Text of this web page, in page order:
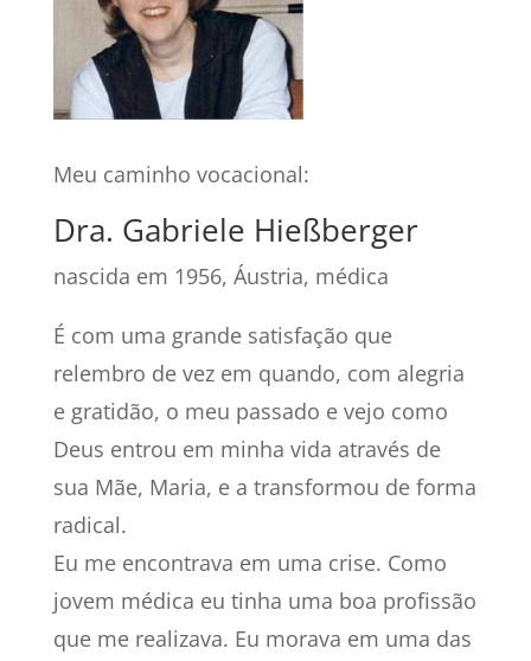
Meu caminho vocacional:
Dra. Gabriele Hießberger
nascida em 1956, Áustria, médica
É com uma grande satisfação que
relembro de vez em quando, com alegria
e gratidão, o meu passado e vejo como
Deus entrou em minha vida através de
sua Mãe, Maria, e a transformou de forma
radical.
Eu me encontrava em uma crise. Como
jovem médica eu tinha uma boa profissão
que me realizava. Eu morava em uma das